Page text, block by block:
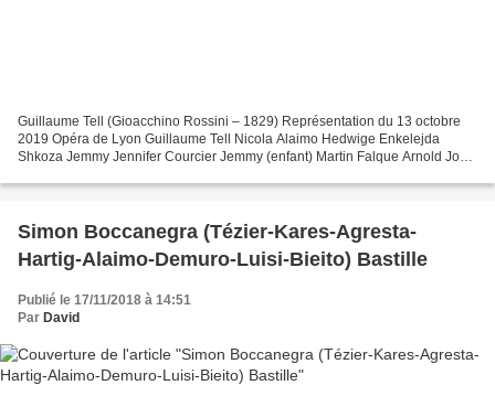
Guillaume Tell (Gioacchino Rossini – 1829) Représentation du 13 octobre
2019 Opéra de Lyon Guillaume Tell Nicola Alaimo Hedwige Enkelejda
Shkoza Jemmy Jennifer Courcier Jemmy (enfant) Martin Falque Arnold John
Simon Boccanegra (Tézier-Kares-Agresta-
Hartig-Alaimo-Demuro-Luisi-Bieito) Bastille
Publié le 17/11/2018 à 14:51
Par David